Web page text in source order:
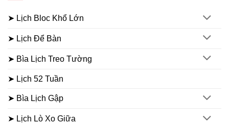
➤ Lịch Bloc Khổ Lớn
➤ Lịch Để Bàn
➤ Bìa Lịch Treo Tường
➤ Lịch 52 Tuần
➤ Bìa Lịch Gập
➤ Lịch Lò Xo Giữa